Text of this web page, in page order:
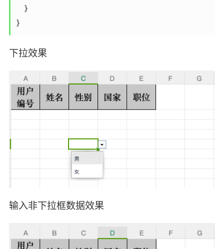
    }
}
下拉效果
输入非下拉框数据效果